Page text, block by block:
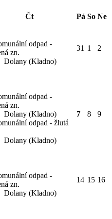
Čt Pá So Ne
odpad -
zn.
Dolany (Kladno)
31 1 2
odpad -
zn.
Dolany (Kladno)
odpad - žlutá
Dolany (Kladno)
7 8 9
odpad -
zn.
Dolany (Kladno)
14 15 16